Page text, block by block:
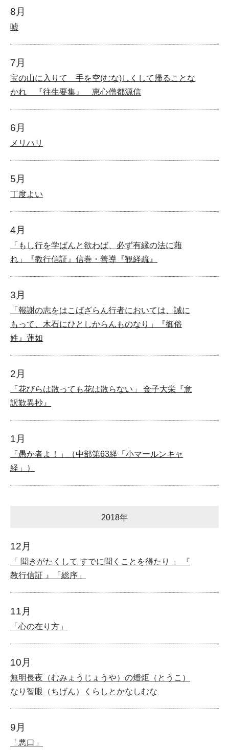
8月
嘘
7月
宝の山に入りて 手を空(むな)しくして帰ることな
かれ 『往生要集』 恵心僧都源信
6月
メリハリ
5月
丁度よい
4月
「もし行を学ばんと欲わば、必ず有縁の法に藉
れ」『教行信証』信巻・善導『観経疏』
3月
「報謝の志をはこばざらん行者においては、誠に
もって、木石にひとしからんものなり」『御俗
姓』蓮如
2月
「花びらは散っても花は散らない」 金子大栄『意
訳歎異抄』
1月
「愚か者よ！」（中部第63経「小マールンキャ
経」）
2018年
12月
「 聞きがたくして すでに聞くことを得たり 」 『
教行信証 』「総序」
11月
「心の在り方」
10月
無明長夜（むみょうじょうや）の燈炬（とうこ）
なり智眼（ちげん）くらしとかなしむな
9月
「悪口」